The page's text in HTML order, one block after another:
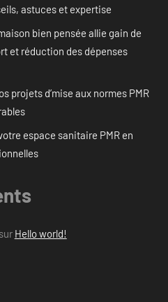
astuces et expertise
bien pensée allie gain de
et réduction des dépenses
projets d’mise aux normes PMR
espace sanitaire PMR en
Hello world!